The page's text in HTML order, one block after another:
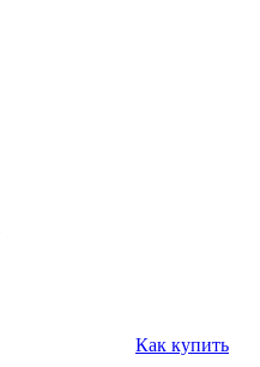
Как купить